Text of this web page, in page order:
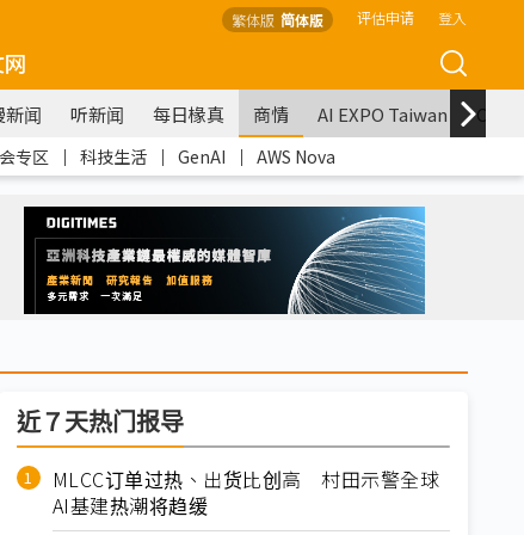
繁体版 简体版 评估申请 登入
新闻 听新闻 每日椽真 商情 AI EXPO Taiwan
专区 ｜ 科技生活 ｜ GenAI ｜ AWS Nova
近７天热门报导
MLCC订单过热、出货比创高 村田示警全球
AI基建热潮将趋缓